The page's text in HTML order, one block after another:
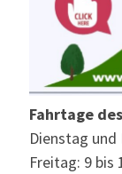
Fahrtage
Dienstag und
Freitag: 9 bis